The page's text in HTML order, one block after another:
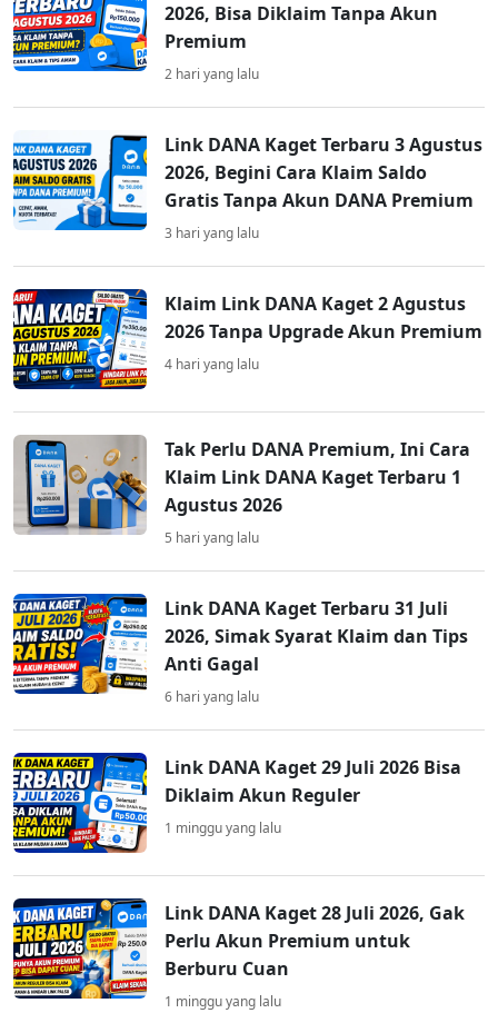
2026, Bisa Diklaim Tanpa Akun
Premium
2 hari yang lalu
Link DANA Kaget Terbaru 3 Agustus
2026, Begini Cara Klaim Saldo
Gratis Tanpa Akun DANA Premium
3 hari yang lalu
Klaim Link DANA Kaget 2 Agustus
2026 Tanpa Upgrade Akun Premium
4 hari yang lalu
Tak Perlu DANA Premium, Ini Cara
Klaim Link DANA Kaget Terbaru 1
Agustus 2026
5 hari yang lalu
Link DANA Kaget Terbaru 31 Juli
2026, Simak Syarat Klaim dan Tips
Anti Gagal
6 hari yang lalu
Link DANA Kaget 29 Juli 2026 Bisa
Diklaim Akun Reguler
1 minggu yang lalu
Link DANA Kaget 28 Juli 2026, Gak
Perlu Akun Premium untuk
Berburu Cuan
1 minggu yang lalu